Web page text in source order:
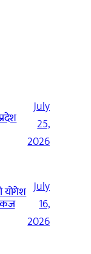
July
25,
2026
योगेश July
16,
2026